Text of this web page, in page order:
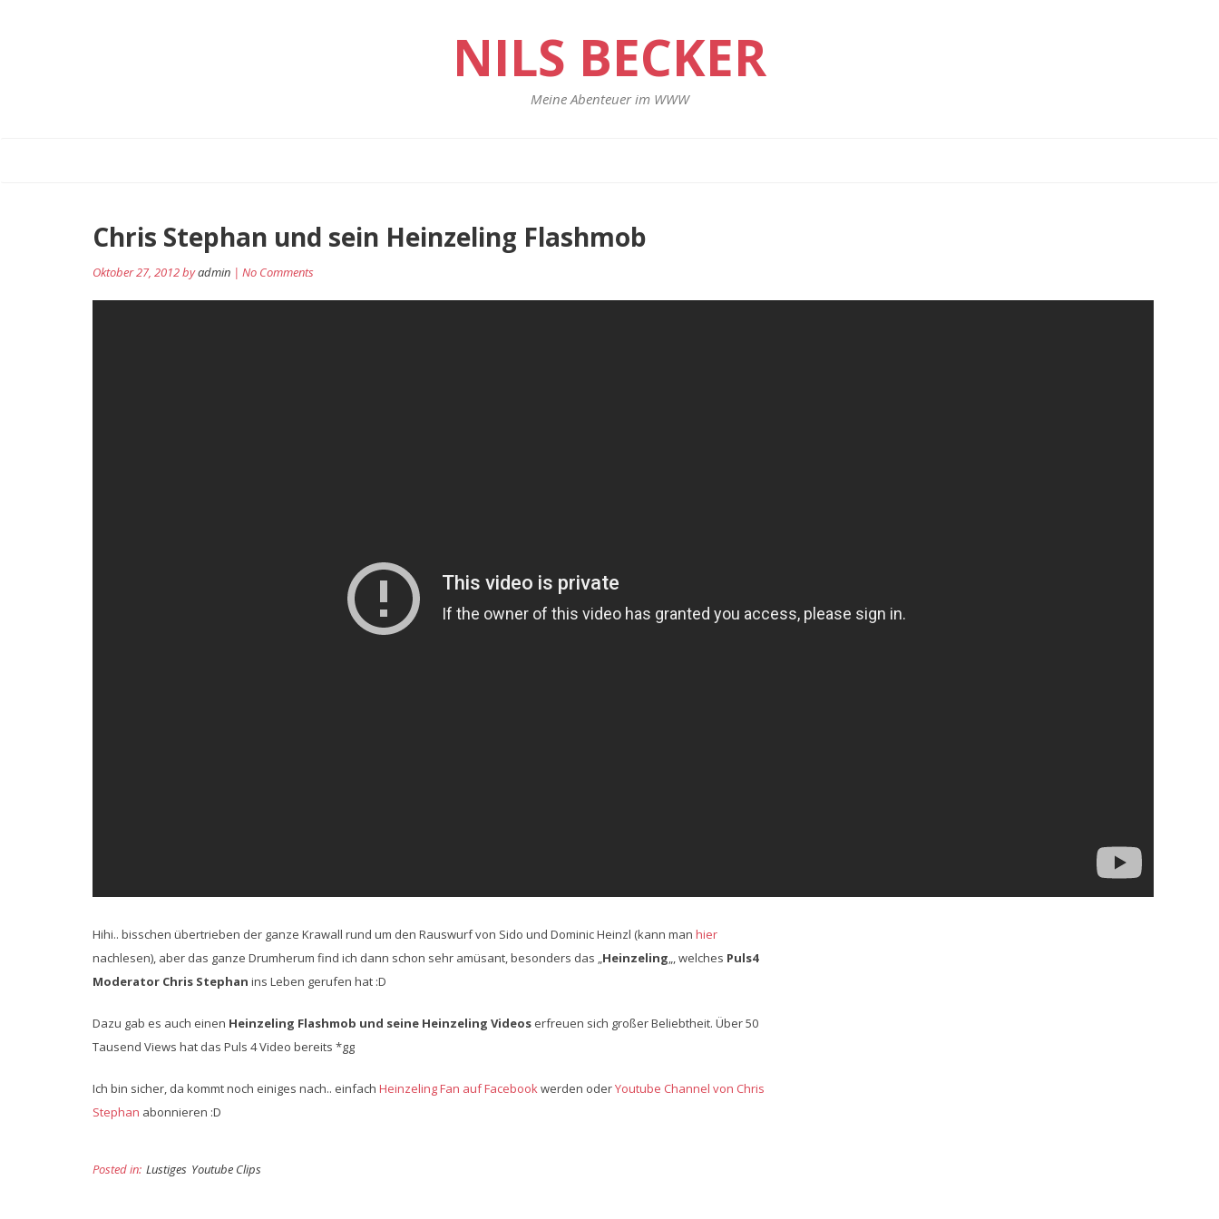
NILS BECKER
Meine Abenteuer im WWW
Chris Stephan und sein Heinzeling Flashmob
Oktober 27, 2012 byadmin | No Comments
Hihi.. bisschen übertrieben der ganze Krawall rund um den Rauswurf von Sido und Dominic Heinzl (kann man hier
nachlesen), aber das ganze Drumherum find ich dann schon sehr amüsant, besonders das „Heinzeling„, welches Puls4
Moderator Chris Stephan ins Leben gerufen hat :D
Dazu gab es auch einen Heinzeling Flashmob und seine Heinzeling Videos erfreuen sich großer Beliebtheit. Über 50
Tausend Views hat das Puls 4 Video bereits *gg
Ich bin sicher, da kommt noch einiges nach.. einfach Heinzeling Fan auf Facebookwerden oderYoutube Channel von Chris
Stephan abonnieren :D
Posted in: Lustiges Youtube Clips